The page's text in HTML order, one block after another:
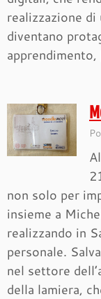
realizzazione
diventano
non solo per
insieme a
realizzando in
personale.
nel settore
della lamiera,